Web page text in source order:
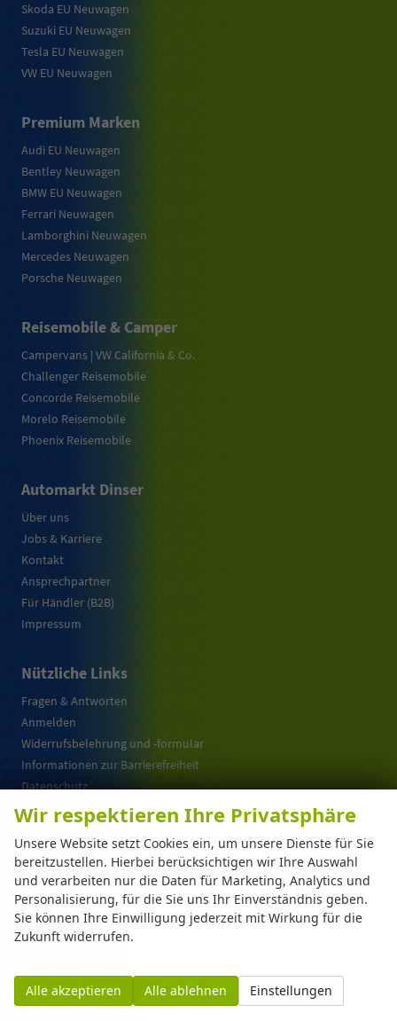
Skoda EU Neuwagen
Suzuki EU Neuwagen
Tesla EU Neuwagen
VW EU Neuwagen
Premium Marken
Audi EU Neuwagen
Bentley Neuwagen
BMW EU Neuwagen
Ferrari Neuwagen
Lamborghini Neuwagen
Mercedes Neuwagen
Porsche Neuwagen
Reisemobile & Camper
Campervans | VW California & Co.
Challenger Reisemobile
Concorde Reisemobile
Morelo Reisemobile
Phoenix Reisemobile
Automarkt Dinser
Über uns
Jobs & Karriere
Kontakt
Ansprechpartner
Für Händler (B2B)
Impressum
Nützliche Links
Fragen & Antworten
Anmelden
Widerrufsbelehrung und -formular
Informationen zur Barrierefreiheit
Datenschutz
Cookie-Einstellungen
Warum EU-Neuwagen ?
Weitere Informationen zum offiziellen Kraftstoffverbrauch und zu den offiziellen
spezifischen CO2-Emissionen und gegebenenfalls zum Stromverbrauch neuer PKW
können dem 'Leitfaden über den offiziellen Kraftstoffverbrauch, die offiziellen
spezifischen CO -Emissionen und den offiziellen Stromverbrauch neuer PKW'
entnommen werden, der an allen Verkaufsstellen und bei der 'Deutschen Automobil
© 2026Automarkt Dinser GmbH,Franz-Walchner-Str. 8,88239Wangen im
Wir respektieren Ihre Privatsphäre
Unsere Website setzt Cookies ein, um unsere Dienste für Sie
bereitzustellen. Hierbei berücksichtigen wir Ihre Auswahl
und verarbeiten nur die Daten für Marketing, Analytics und
Personalisierung, für die Sie uns Ihr Einverständnis geben.
Sie können Ihre Einwilligung jederzeit mit Wirkung für die
Zukunft widerrufen.
Alle akzeptieren Alle ablehnen Einstellungen